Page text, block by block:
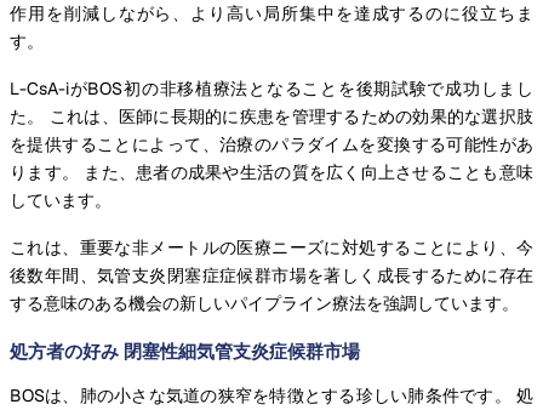
作用を削減しながら、より高い局所集中を達成するのに役立ちま
す。
L-CsA-iがBOS初の非移植療法となることを後期試験で成功しまし
た。 これは、医師に長期的に疾患を管理するための効果的な選択肢
を提供することによって、治療のパラダイムを変換する可能性があ
ります。 また、患者の成果や生活の質を広く向上させることも意味
しています。
これは、重要な非メートルの医療ニーズに対処することにより、今
後数年間、気管支炎閉塞症症候群市場を著しく成長するために存在
する意味のある機会の新しいパイプライン療法を強調しています。
処方者の好み 閉塞性細気管支炎症候群市場
BOSは、肺の小さな気道の狭窄を特徴とする珍しい肺条件です。 処